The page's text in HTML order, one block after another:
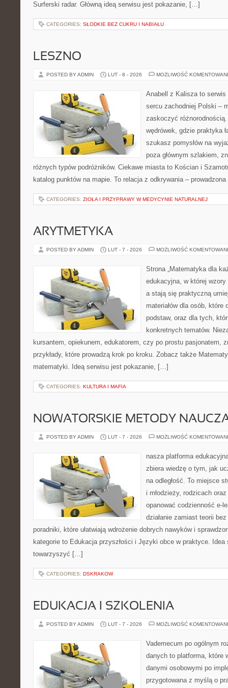
Surferski radar. Główną ideą serwisu jest pokazanie, […]
CATEGORIES: SŁODKIE BEZ CUKRU I NABIAŁU
LESZNO
POSTED BY ADMIN LUT - 8 - 2026 MOŻLIWOŚĆ
Anabell z Kalisza to
sercu zachodniej Polski –
zaskoczyć
wędrówek, gdzie praktyka
szukasz pomysłów na
poza głównym szlakiem,
różnych typów podróżników. Ciekawe miasta to Kościan i
katalog punktów na mapie. To relacja z odkrywania –
CATEGORIES: ZIOŁA I PRZYPRAWY W MEDYCYNIE NATURALNEJ
ARYTMETYKA
POSTED BY ADMIN LUT - 7 - 2026 MOŻLIWOŚĆ
Strona „Matematyka dla
edukacyjna, w której
a stają się praktyczną
materiałów dla osób,
podstaw, oraz dla tych,
konkretnych tematów.
kursantem, opiekunem, edukatorem, czy po prostu pasjonatem,
przykłady, które prowadzą krok po kroku. Zobacz także
matematyki. Ideą serwisu jest pokazanie, […]
CATEGORIES: KULTURA I MAFIA
NOWATORSKIE METODY
POSTED BY ADMIN LUT - 7 - 2026 MOŻLIWOŚĆ
nasza platforma
zbiera wiedzę o tym, jak
na odległość. To miejsce
i młodzieży, rodzicach
opanować codzienność e-
działanie zamiast teorii
poradniki, które ułatwiają wdrożenie dobrych nawyków i
kategorie to Edukacja przyszłości i Języki obce w praktyce.
towarzyszyć […]
CATEGORIES: DSKRAKOW
EDUKACJA I SZKOLENIA
POSTED BY ADMIN LUT - 7 - 2026 MOŻLIWOŚĆ
Vademecum po ogólnym
danych to platforma, które
danymi osobowymi po
przygotowana z myślą o